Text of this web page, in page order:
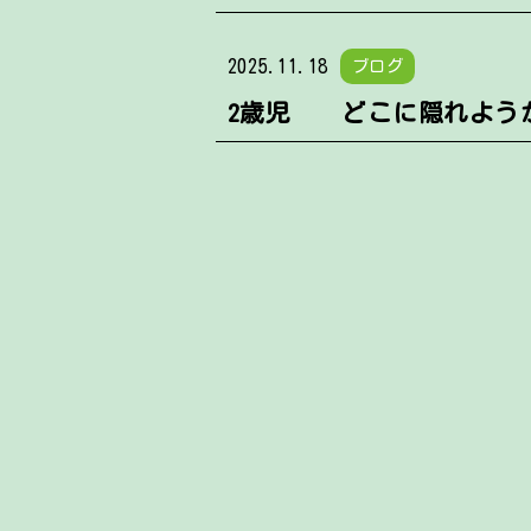
2025.11.18 ブログ
2歳児 どこに隠れよ